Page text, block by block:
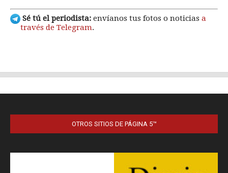
OTROS SITIOS DE PÁGINA 5™